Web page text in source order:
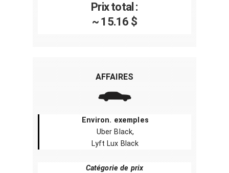
Prix total :
~ 15.16 $
AFFAIRES
Environ. exemples
Uber Black,
Lyft Lux Black
Catégorie de prix